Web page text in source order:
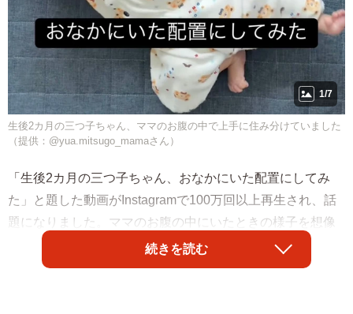
1/7
生後2カ月の三つ子ちゃん、ママのお腹の中で上手に住み分けていました
（提供：@yua.mitsugo_mamaさん）
「生後2カ月の三つ子ちゃん、おなかにいた配置にしてみ
た」と題した動画がInstagramで100万回以上再生され、話
題になりました。ママのお腹の中にいたときの様子を想像
できる、三つ子の赤ちゃんたちの愛らしい様子に反響が寄
せられています。
続きを読む